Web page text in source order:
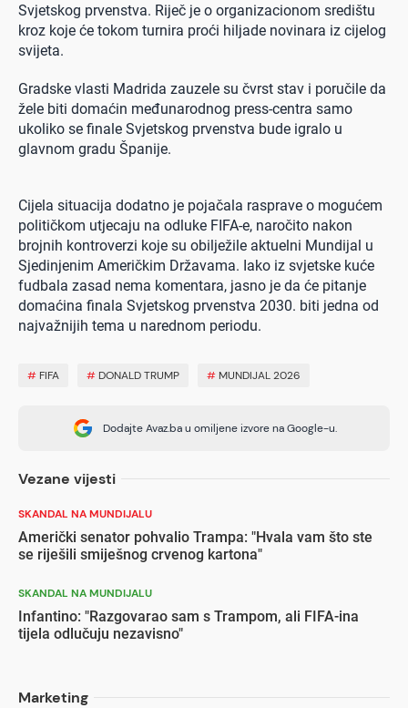
Svjetskog prvenstva. Riječ je o organizacionom središtu
kroz koje će tokom turnira proći hiljade novinara iz cijelog
svijeta.
Gradske vlasti Madrida zauzele su čvrst stav i poručile da
žele biti domaćin međunarodnog press-centra samo
ukoliko se finale Svjetskog prvenstva bude igralo u
glavnom gradu Španije.
Cijela situacija dodatno je pojačala rasprave o mogućem
političkom utjecaju na odluke FIFA-e, naročito nakon
brojnih kontroverzi koje su obilježile aktuelni Mundijal u
Sjedinjenim Američkim Državama. Iako iz svjetske kuće
fudbala zasad nema komentara, jasno je da će pitanje
domaćina finala Svjetskog prvenstva 2030. biti jedna od
najvažnijih tema u narednom periodu.
# FIFA # DONALD TRUMP # MUNDIJAL 2026
Dodajte Avaz.ba u omiljene izvore na Google-u.
Vezane vijesti
SKANDAL NA MUNDIJALU
Američki senator pohvalio Trampa: "Hvala vam što ste
se riješili smiješnog crvenog kartona"
SKANDAL NA MUNDIJALU
Infantino: "Razgovarao sam s Trampom, ali FIFA-ina
tijela odlučuju nezavisno"
Marketing